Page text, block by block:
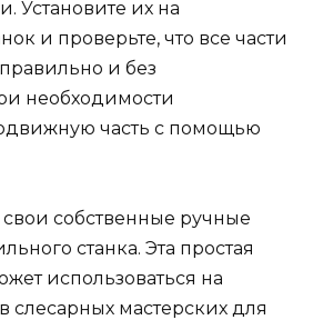
Установите их на
и проверьте, что все части
и без
необходимости
часть с помощью
свои собственные ручные
станка. Эта простая
использоваться на
слесарных мастерских для